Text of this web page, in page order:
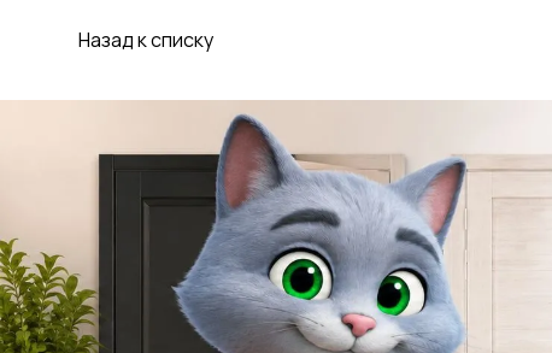
Назад к списку